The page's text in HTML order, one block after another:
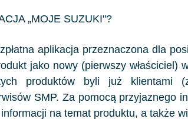
„MOJE SUZUKI"?
aplikacja przeznaczona dla
jako nowy (pierwszy
produktów byli już klientami
SMP. Za pomocą przyjaznego
na temat produktu, a także